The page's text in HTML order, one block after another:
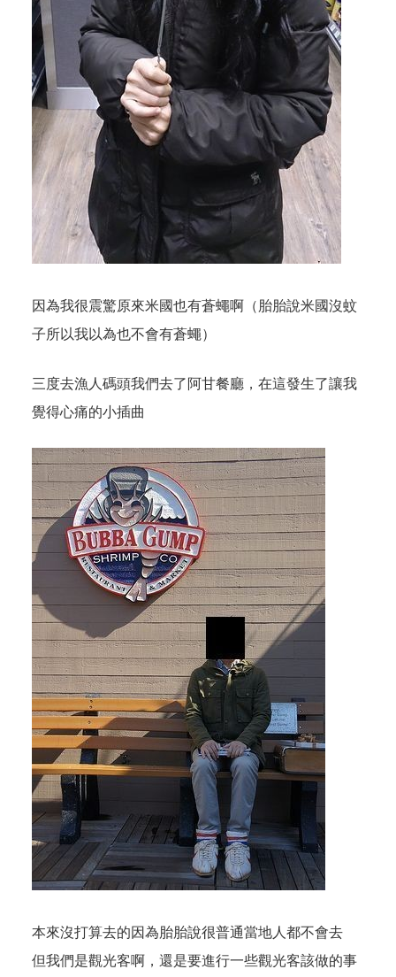
因為我很震驚原來米國也有蒼蠅啊（胎胎說米國沒蚊
子所以我以為也不會有蒼蠅）
三度去漁人碼頭我們去了阿甘餐廳，在這發生了讓我
覺得心痛的小插曲
本來沒打算去的因為胎胎說很普通當地人都不會去
但我們是觀光客啊，還是要進行一些觀光客該做的事